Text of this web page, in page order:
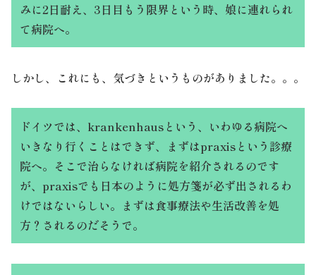
みに2日耐え、3日目もう限界という時、娘に連れられ
て病院へ。
しかし、これにも、気づきというものがありました。。。
ドイツでは、krankenhausという、いわゆる病院へ
いきなり行くことはできず、まずはpraxisという診療
院へ。そこで治らなければ病院を紹介されるのです
が、praxisでも日本のように処方箋が必ず出されるわ
けではないらしい。まずは食事療法や生活改善を処
方？されるのだそうで。